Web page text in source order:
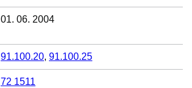
01. 06. 2004
91.100.20, 91.100.25
72 1511